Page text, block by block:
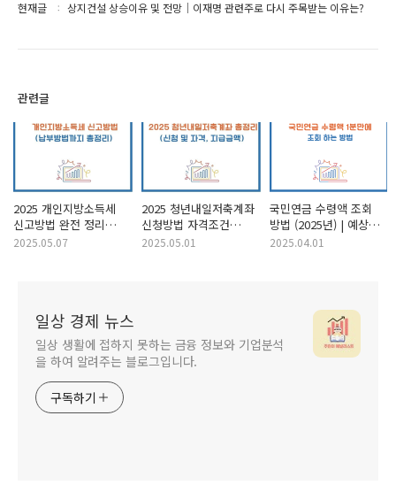
현재글 상지건설 상승이유 및 전망｜이재명 관련주로 다시 주목받는 이유는?
관련글
2025 개인지방소득세
신고방법 완전 정리
(+카드납부까지)
2025.05.07
2025 청년내일저축계좌
신청방법 자격조건
총정리 (+1440만 원
2025.05.01
국민연금 수령액 조회
방법 (2025년) | 예상
금액 계산부터 수령
2025.04.01
일상 경제 뉴스
일상 생활에 접하지 못하는 금융 정보와 기업분석
을 하여 알려주는 블로그입니다.
구독하기